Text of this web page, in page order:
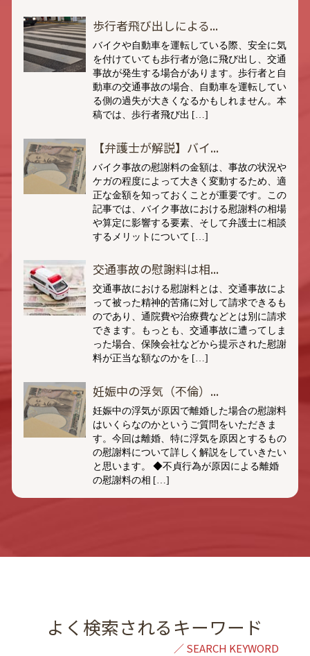
歩行者飛び出しによる...
バイクや自動車を運転している際、安全に気
を付けていても歩行者が急に飛び出し、交通
事故が発生する場合があります。歩行者と自
動車の交通事故の場合、自動車を運転してい
る側の過失が大きくなるかもしれません。本
稿では、歩行者飛び出 […]
【弁護士が解説】バイ...
バイク事故の慰謝料の金額は、事故の状況や
ケガの程度によって大きく変動するため、適
正な金額を知っておくことが重要です。この
記事では、バイク事故における慰謝料の相場
や算定に影響する要素、そして弁護士に相談
するメリットについて […]
交通事故の慰謝料は相...
交通事故における慰謝料とは、交通事故によ
って被った精神的苦痛に対して請求できるも
のであり、通院費や治療費などとは別に請求
できます。もっとも、交通事故に遭ってしま
った場合、保険会社などから提示された慰謝
料が正当な額なのかを […]
妊娠中の浮気（不倫）...
妊娠中の浮気が原因で離婚した場合の慰謝料
はいくらなのかというご質問をいただきま
す。今回は離婚、特に浮気を原因とするもの
の慰謝料について詳しく解説をしていきたい
と思います。 ◆不貞行為が原因による離婚
の慰謝料の相 […]
よく検索されるキーワード